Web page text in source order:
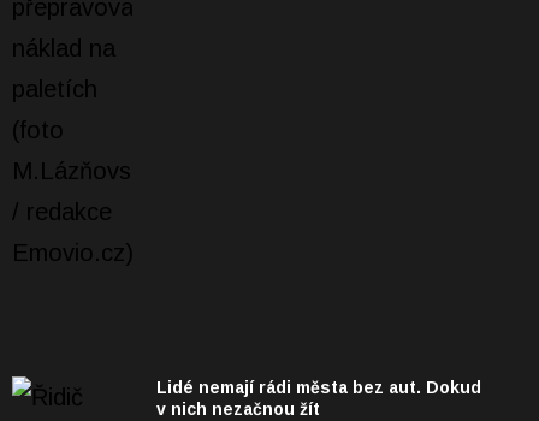
Lidé nemají rádi města bez aut. Dokud
v nich nezačnou žít